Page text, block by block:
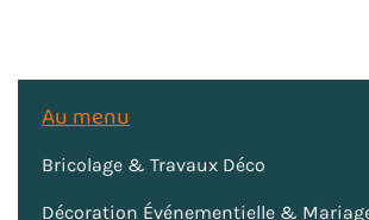
Au menu
Bricolage & Travaux Déco
Décoration Événementielle &